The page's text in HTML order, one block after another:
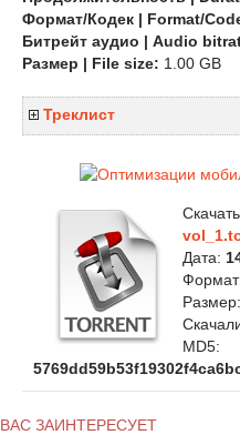
Формат/Кодек | Format/
Битрейт аудио | Audio
Размер | File size: 1.00 GB
Треклист
Дата:
Размер:
MD5:
ВАС ЗАИНТЕРЕСУЕТ